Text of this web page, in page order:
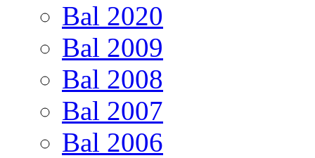
Bal 2020
Bal 2009
Bal 2008
Bal 2007
Bal 2006